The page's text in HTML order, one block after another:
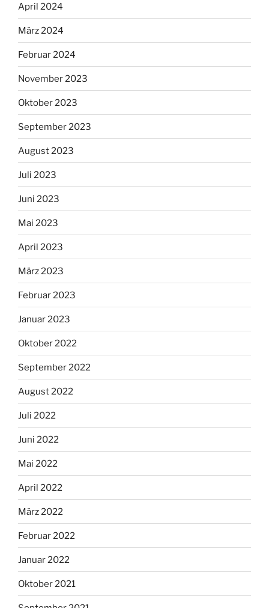
April 2024
März 2024
Februar 2024
November 2023
Oktober 2023
September 2023
August 2023
Juli 2023
Juni 2023
Mai 2023
April 2023
März 2023
Februar 2023
Januar 2023
Oktober 2022
September 2022
August 2022
Juli 2022
Juni 2022
Mai 2022
April 2022
März 2022
Februar 2022
Januar 2022
Oktober 2021